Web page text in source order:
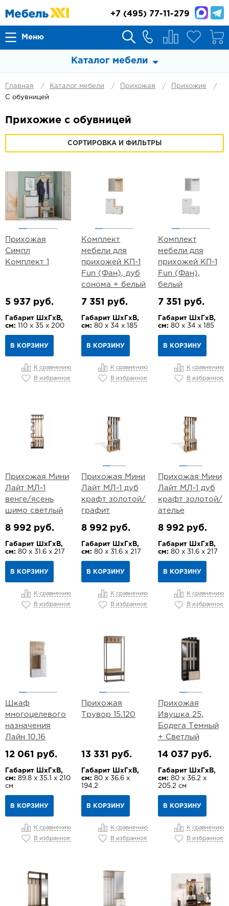
Меню
+7 (495) 77-11-279
Каталог мебели
Главная Каталог мебели Прихожая
Прихожие
С обувницей
Прихожие с обувницей
СОРТИРОВКА И ФИЛЬТРЫ
Прихожая
Симпл
Комплект 1
5 937 руб.
Габарит ШхГхВ,
см: 110 х 35 х 200
В КОРЗИНУ
К сравнению
В избранное
Комплект
мебели для
прихожей КП-1
Fun (Фан), дуб
сонома + белый
7 351 руб.
Габарит ШхГхВ,
см: 80 х 34 х 185
В КОРЗИНУ
К сравнению
В избранное
Комплект
мебели для
прихожей КП-1
Fun (Фан),
белый
7 351 руб.
Габарит ШхГхВ,
см: 80 х 34 х 185
В КОРЗИНУ
К сравнению
В избранное
Прихожая Мини
Лайт МЛ-1
венге/ясень
шимо светлый
8 992 руб.
Габарит ШхГхВ,
см: 80 х 31.6 х 217
В КОРЗИНУ
К сравнению
В избранное
Прихожая Мини
Лайт МЛ-1 дуб
крафт золотой/
графит
8 992 руб.
Габарит ШхГхВ,
см: 80 х 31.6 х 217
В КОРЗИНУ
К сравнению
В избранное
Прихожая Мини
Лайт МЛ-1 дуб
крафт золотой/
ателье
8 992 руб.
Габарит ШхГхВ,
см: 80 х 31.6 х 217
В КОРЗИНУ
К сравнению
В избранное
Шкаф
многоцелевого
назначения
Лайн 10.16
12 061 руб.
Габарит ШхГхВ,
см: 89.8 х 35.1 х 210
см
В КОРЗИНУ
К сравнению
В избранное
Прихожая
Трувор 15.120
13 331 руб.
Габарит ШхГхВ,
см: 80 х 36.6 х
194.2
В КОРЗИНУ
К сравнению
В избранное
Прихожая
Ивушка 25,
Бодега Темный
+ Светлый
14 037 руб.
Габарит ШхГхВ,
см: 80 х 36.2 х
205.2 см
В КОРЗИНУ
К сравнению
В избранное